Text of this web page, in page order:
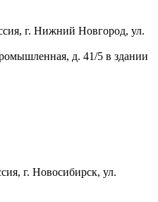
г. Нижний Новгород, ул.
д. 41/5 в здании
г. Новосибирск, ул.